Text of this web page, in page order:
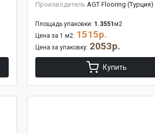
Производитель AGT Flooring (Турция)
Площадь упаковки: 1.3551 м2
Цена за 1 м2: 1515р.
Цена за упаковку: 2053р.
Купить